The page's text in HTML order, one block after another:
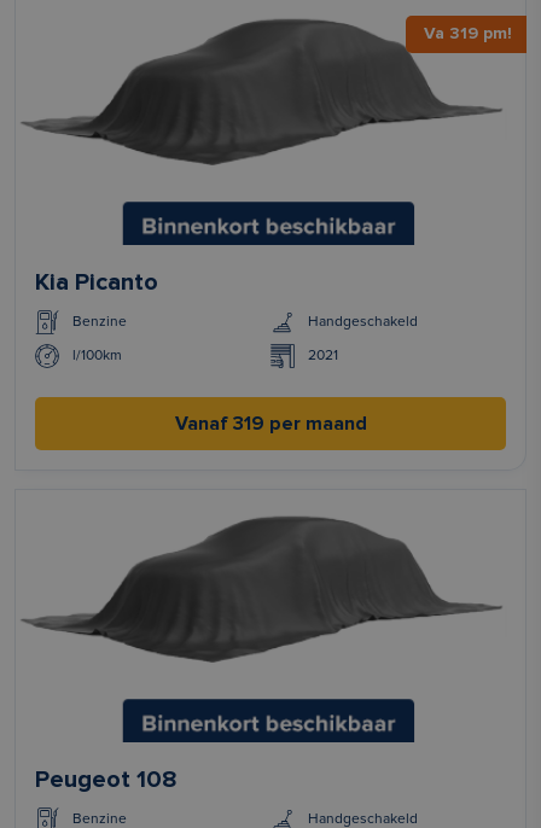
Va 319 pm!
Kia Picanto
Benzine Handgeschakeld
l/100km 2021
Vanaf 319 per maand
Peugeot 108
Benzine Handgeschakeld